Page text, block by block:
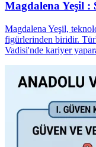
Magdalena Yeşil
Magdalena Yeşil,
figürlerinden biridir.
Vadisi'nde kariyer